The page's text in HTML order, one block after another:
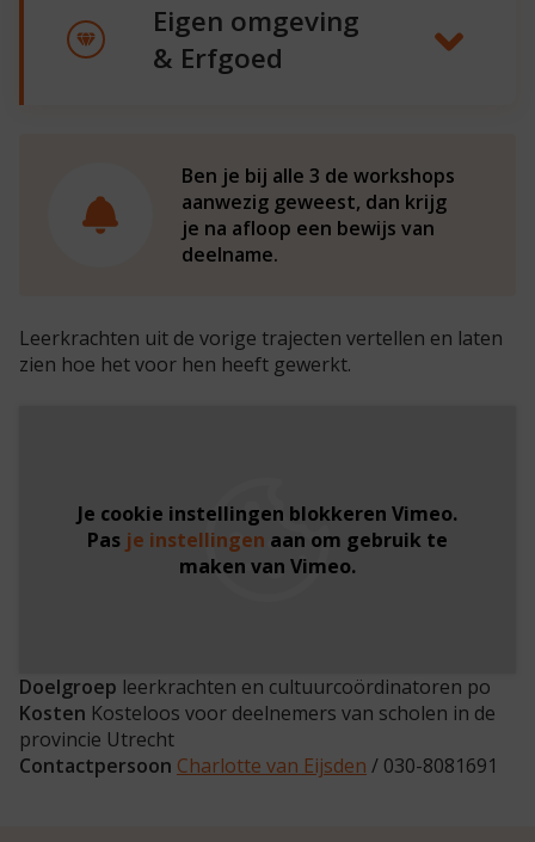
Basisschool de
Vonk
Basisschool de
Basisschool de
Eigen omgeving
& Erfgoed
13
Ben je bij alle 3 de workshops
aanwezig geweest, dan krijg
je na afloop een bewijs van
deelname.
Leerkrachten uit de vorige trajecten vertellen en laten
zien hoe het voor hen heeft gewerkt.
Je cookie instellingen blokkeren Vimeo.
Pas je instellingen aan om gebruik te
maken van Vimeo.
Doelgroep leerkrachten en cultuurcoördinatoren po
Kosten Kosteloos voor deelnemers van scholen in de
provincie Utrecht
Contactpersoon Charlotte van Eijsden / 030-8081691